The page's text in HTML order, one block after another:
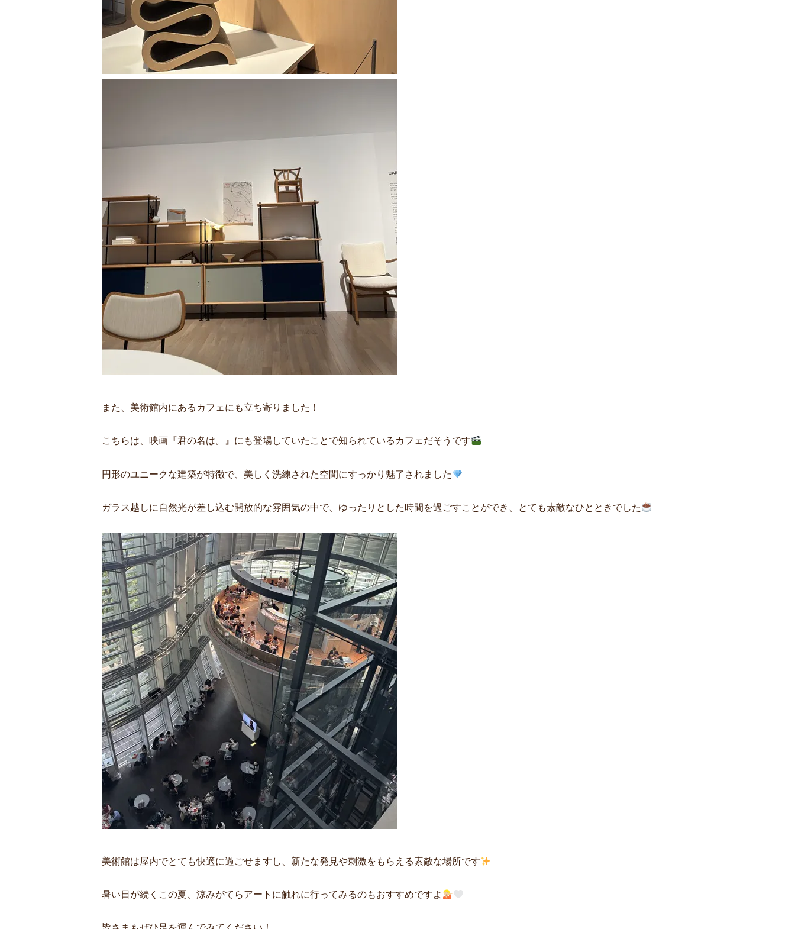
また、美術館内にあるカフェにも立ち寄りました！
こちらは、映画『君の名は。』にも登場していたことで知られているカフェだそうです
円形のユニークな建築が特徴で、美しく洗練された空間にすっかり魅了されました
ガラス越しに自然光が差し込む開放的な雰囲気の中で、ゆったりとした時間を過ごすことができ、とても素敵なひとときでした
美術館は屋内でとても快適に過ごせますし、新たな発見や刺激をもらえる素敵な場所です
暑い日が続くこの夏、涼みがてらアートに触れに行ってみるのもおすすめですよ